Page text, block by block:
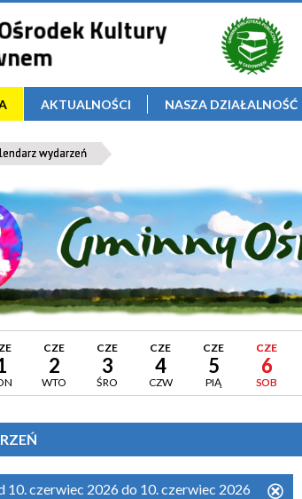
AKTUALNOŚCI NASZA DZIAŁALNOŚĆ
wydarzeń
CZE
2
WTO
CZE
3
ŚRO
CZE
4
CZW
CZE
5
PIĄ
CZE
6
SOB
10. czerwiec 2026 do 10. czerwiec 2026